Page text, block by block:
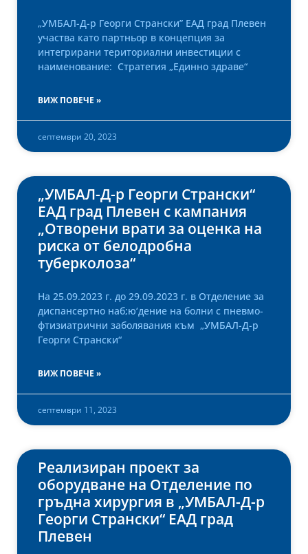
„УМБАЛ-Д-р Георги Странски” ЕАД град Плевен
участва като партньор в концепция за
интегрирани териториални инвестиции с
наименование: Стратегия „Единно здраве“
ВИЖ ПОВЕЧЕ »
септември 20, 2023
„УМБАЛ-Д-р Георги Странски“
ЕАД град Плевен с кампания
„Отворени врати за оценка на
риска от белодробна
туберколоза“
На 25.09.2023 г. до 29.09.2023 г. в Отделение за
диспансертно наб;ю‘дение на болни с пневмо-
фтизиатрични заболявания към „УМБАЛ-Д-р
Георги Странски“
ВИЖ ПОВЕЧЕ »
септември 11, 2023
Реализиран проект за
оборудване на Отделение по
гръдна хирургия в „УМБАЛ-Д-р
Георги Странски“ ЕАД град
Плевен